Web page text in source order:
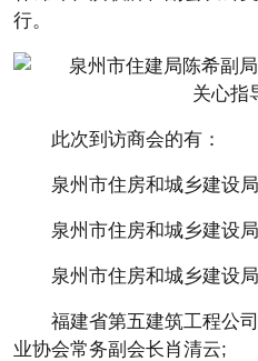
行。
此次到访商会的有：
泉州市住房和城乡建设
泉州市住房和城乡建设
泉州市住房和城乡建设
福建省第五建筑工程公
业协会常务副会长肖清云;